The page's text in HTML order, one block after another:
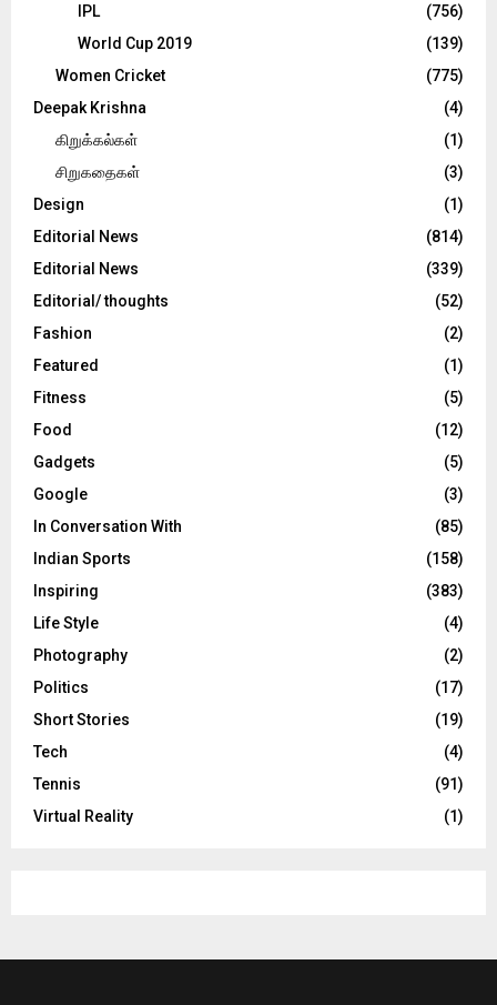
IPL
(756)
World Cup 2019
(139)
Women Cricket
(775)
Deepak Krishna
(4)
கிறுக்கல்கள்
(1)
சிறுகதைகள்
(3)
Design
(1)
Editorial News
(814)
Editorial News
(339)
Editorial/ thoughts
(52)
Fashion
(2)
Featured
(1)
Fitness
(5)
Food
(12)
Gadgets
(5)
Google
(3)
In Conversation With
(85)
Indian Sports
(158)
Inspiring
(383)
Life Style
(4)
Photography
(2)
Politics
(17)
Short Stories
(19)
Tech
(4)
Tennis
(91)
Virtual Reality
(1)